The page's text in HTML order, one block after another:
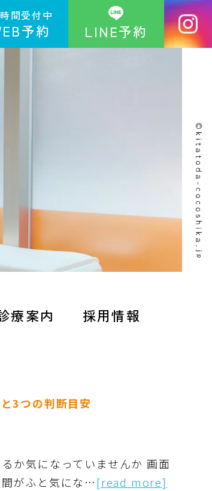
間受付中
予約 LINE予約
療案内 採用情報
3つの判断目安
か気になっていませんか 画面
がふと気にな…[read more]